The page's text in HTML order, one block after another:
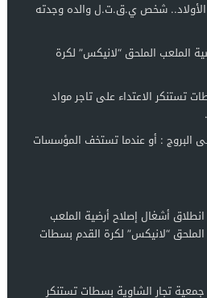
الأولاد.. شخص ي.ق.ت.ل والده وجدته
الملعب الملحق “لانيكس” لكرة
تستنكر الاعتداء على تاجر مواد
: أو عندما تستخف المؤسسات
انطلاق أشغال إصلاح أرضية الملعب
الملحق “لانيكس” لكرة القدم بسطات
جمعية تجار الشاوية بسطات تستنكر